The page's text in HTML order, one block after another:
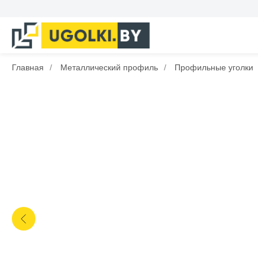
Главная / Металлический профиль / Профильные уголки